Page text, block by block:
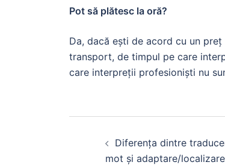
Pot să plătesc la oră?
Da, dacă ești de acord cu un
transport, de timpul pe care
care interpreții profesioniști nu
Diferența dintre
mot și adaptare/